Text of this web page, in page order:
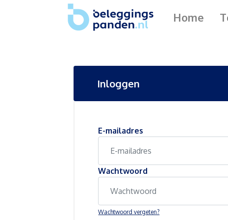
Home
Inloggen
E-mailadres
Wachtwoord
Wachtwoord vergeten?